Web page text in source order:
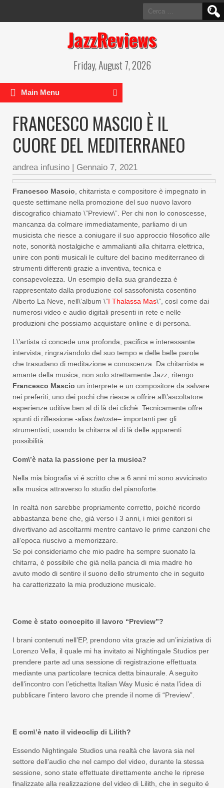
Ricerca
per:
JazzReviews
Friday, August 7, 2026
Main Menu
FRANCESCO MASCIO È IL
CUORE DEL MEDITERRANEO
andrea infusino | Gennaio 7, 2021
Francesco Mascio , chitarrista e compositore è impegnato in
queste settimane nella promozione del suo nuovo lavoro
discografico chiamato \”Preview\”. Per chi non lo conoscesse,
mancanza da colmare immediatamente, parliamo di un
musicista che riesce a coniugare il suo approccio filosofico alle
note, sonorità nostalgiche e ammalianti alla chitarra elettrica,
unire con ponti musicali le culture del bacino mediterraneo di
strumenti differenti grazie a inventiva, tecnica e
consapevolezza. Un esempio della sua grandezza è
rappresentato dalla produzione col sassofonista cosentino
Alberto La Neve, nell\’album \”I Thalassa Mas\”, così come dai
numerosi video e audio digitali presenti in rete e nelle
produzioni che possiamo acquistare online e di persona.
L\’artista ci concede una profonda, pacifica e interessante
intervista, ringraziandolo del suo tempo e delle belle parole
che trasudano di meditazione e conoscenza. Da chitarrista e
amante della musica, non solo strettamente Jazz, ritengo
Francesco Mascio un interprete e un compositore da salvare
nei preferiti, uno dei pochi che riesce a offrire all\’ascoltatore
esperienze uditive ben al di là dei clichè. Tecnicamente offre
spunti di riflessione -alias batoste– importanti per gli
strumentisti, usando la chitarra al di là delle apparenti
possibilità.
Com\’è nata la passione per la musica?
Nella mia biografia vi é scritto che a 6 anni mi sono avvicinato
alla musica attraverso lo studio del pianoforte.
In realtà non sarebbe propriamente corretto, poiché ricordo
abbastanza bene che, già verso i 3 anni, i miei genitori si
divertivano ad ascoltarmi mentre cantavo le prime canzoni che
all’epoca riuscivo a memorizzare.
Se poi consideriamo che mio padre ha sempre suonato la
chitarra, é possibile che già nella pancia di mia madre ho
avuto modo di sentire il suono dello strumento che in seguito
ha caratterizzato la mia produzione musicale.
Come è stato concepito il lavoro “Preview”?
I brani contenuti nell’EP, prendono vita grazie ad un’iniziativa di
Lorenzo Vella, il quale mi ha invitato ai Nightingale Studios per
prendere parte ad una sessione di registrazione effettuata
mediante una particolare tecnica detta binaurale. A seguito
dell’incontro con l’etichetta Italian Way Music é nata l’idea di
pubblicare l’intero lavoro che prende il nome di “Preview”.
E com\’è nato il videoclip di Lilith?
Essendo Nightingale Studios una realtà che lavora sia nel
settore dell’audio che nel campo del video, durante la stessa
sessione, sono state effettuate direttamente anche le riprese
finalizzate alla realizzazione del video di Lilith, che in seguito é